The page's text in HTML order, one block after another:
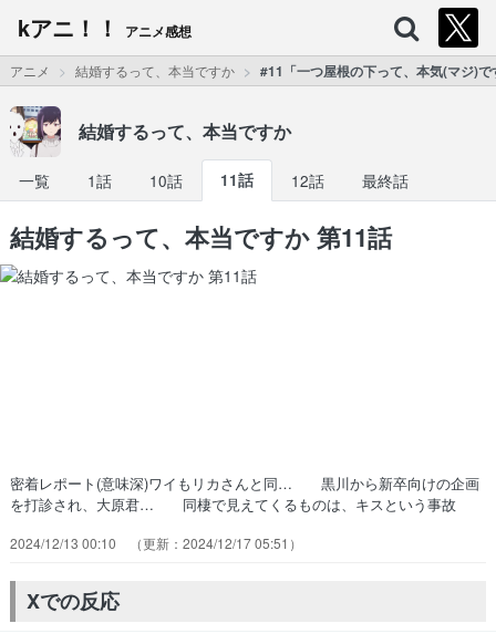
kアニ！！ アニメ感想
アニメ 結婚するって、本当ですか #11「一つ屋根の下って、本気(マジ)で
結婚するって、本当ですか
一覧 1話 10話 11話 12話 最終話
結婚するって、本当ですか 第11話
密着レポート(意味深)ワイもリカさんと同… 黒川から新卒向けの企画
を打診され、大原君… 同棲で見えてくるものは、キスという事故
倒なやりとりをするぐらいなら… 挙手制度により言い出しにくさが増
企画に乗っかる感じで同居を始める2… 呼び出し理由はそれですか
ー！？(笑)大原… 職場の企画で同居することになった二人。ガ…
2024/12/13 00:10 2024/12/17 05:51
Xでの反応